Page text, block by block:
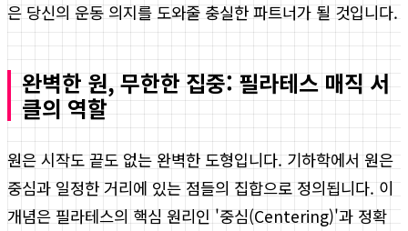
은 당신의 운동 의지를 도와줄 충실한 파트너가 될 것입니다.
완벽한 원, 무한한 집중: 필라테스 매직 서
클의 역할
원은 시작도 끝도 없는 완벽한 도형입니다. 기하학에서 원은
중심과 일정한 거리에 있는 점들의 집합으로 정의됩니다. 이
개념은 필라테스의 핵심 원리인 '중심(Centering)'과 정확